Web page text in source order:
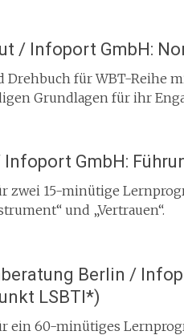
/ Infoport GmbH:
Drehbuch für WBT-Reihe
Grundlagen für ihr
Infoport GmbH:
zwei 15-minütige
und „Vertrauen“.
Berlin /
LSBTI*)
ein 60-minütiges